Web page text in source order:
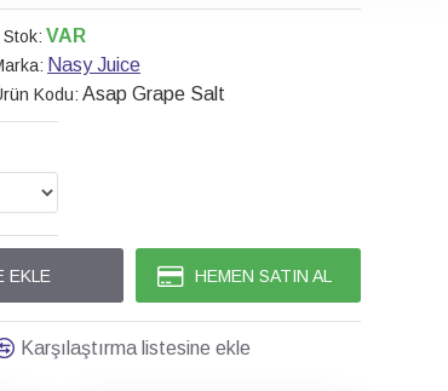
Stok: VAR
Nasy Juice
Kodu: Asap Grape Salt
EKLE HEMEN SATIN AL
Karşılaştırma listesine ekle